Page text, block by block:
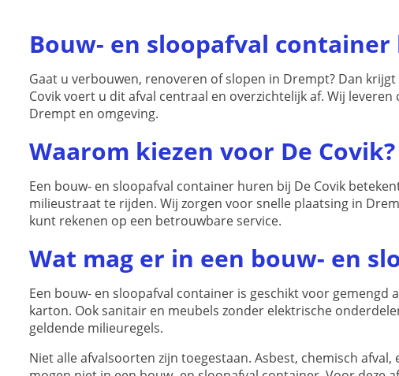
productpagina
Bouw- en sloopafval
Gaat u verbouwen, renoveren of slopen in Drempt? Dan
Covik voert u dit afval centraal en overzichtelijk af. Wij
Drempt en omgeving.
Waarom kiezen voor De Covik?
Een bouw- en sloopafval container huren bij De Covik
milieustraat te rijden. Wij zorgen voor snelle plaatsing in
kunt rekenen op een betrouwbare service.
Wat mag er in een bouw- en
Een bouw- en sloopafval container is geschikt voor
karton. Ook sanitair en meubels zonder elektrische
geldende milieuregels.
Niet alle afvalsoorten zijn toegestaan. Asbest, chemisch